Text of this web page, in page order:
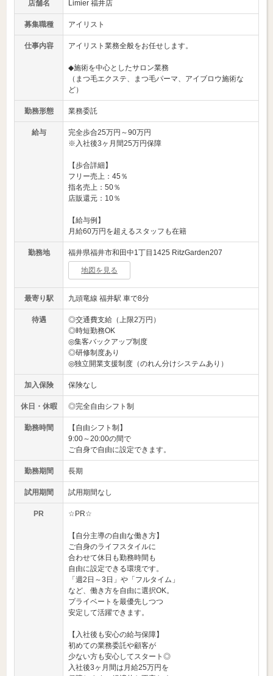
店舗名 Limier 福井店
募集職種 アイリスト
仕事内容 アイリスト業務全般をお任せします。
◆施術を中心としたサロン業務
（まつ毛エクステ、まつ毛パーマ、アイブロウ施術な
ど）
勤務形態 業務委託
給与
完全歩合25万円～90万円
※入社後3ヶ月間25万円保障
【歩合詳細】
フリー売上：45％
指名売上：50％
店販還元：10％
【給与例】
月給60万円を超えるスタッフも在籍
勤務地 福井県福井市和田中1丁目1425 RitzGarden207
地図を見る
最寄り駅 九頭竜線 福井駅 車で8分
待遇
◎交通費支給（上限2万円）
◎時短勤務OK
◎集客バックアップ制度
◎研修制度あり
◎独立開業支援制度（のれん分けシステムあり）
加入保険 保険なし
休日・休暇 ◎完全自由シフト制
勤務時間
【自由シフト制】
9:00～20:00の間で
ご自身で自由に設定できます。
勤務期間 長期
試用期間 試用期間なし
PR ☆PR☆
【自分主導の自由な働き方】
ご自身のライフスタイルに
合わせて休日も勤務時間も
自由に設定できる環境です。
「週2日～3日」や「フルタイム」
など、働き方を自由に選択OK。
プライベートを最優先しつつ
安定して活躍できます。
【入社後も安心の給与保障】
初めての業務委託や顧客が
少ない方も安心してスタート◎
入社後3ヶ月間は月給25万円を